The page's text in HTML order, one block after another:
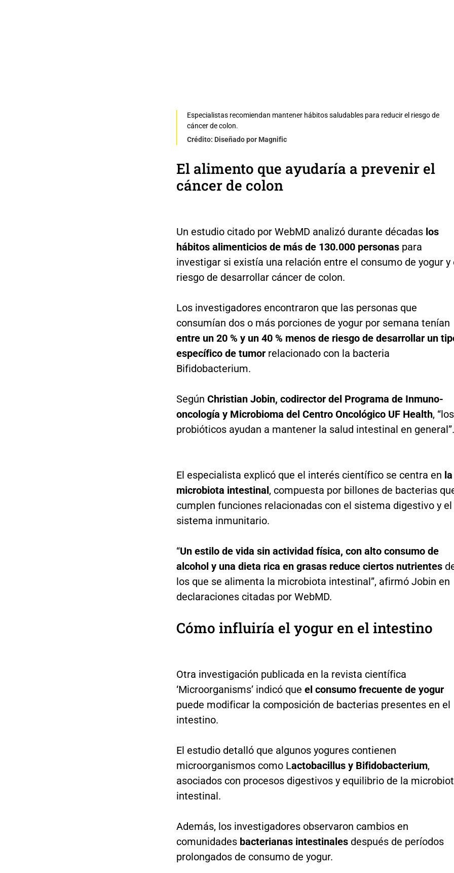
Especialistas recomiendan mantener hábitos saludables para reducir el riesgo de
cáncer de colon.
Crédito: Diseñado por Magnific
El alimento que ayudaría a prevenir el
cáncer de colon
Un estudio citado por WebMD analizó durante décadas los
hábitos alimenticios de más de 130.000 personas para
investigar si existía una relación entre el consumo de yogur y
riesgo de desarrollar cáncer de colon.
Los investigadores encontraron que las personas que
consumían dos o más porciones de yogur por semana tenían
entre un 20 % y un 40 % menos de riesgo de desarrollar un
específico de tumorrelacionado con la bacteria
Bifidobacterium.
Según Christian Jobin, codirector del Programa de Inmuno-
oncología y Microbioma del Centro Oncológico UF Health, “los
probióticos ayudan a mantener la salud intestinal en general”.
El especialista explicó que el interés científico se centra en la
microbiota intestinal, compuesta por billones de bacterias
cumplen funciones relacionadas con el sistema digestivo y el
sistema inmunitario.
“Un estilo de vida sin actividad física, con alto consumo de
alcohol y una dieta rica en grasas reduce ciertos nutrientes
los que se alimenta la microbiota intestinal”, afirmó Jobin en
declaraciones citadas por WebMD.
Cómo influiría el yogur en el intestino
Otra investigación publicada en la revista científica
‘Microorganisms’ indicó que el consumo frecuente de yogur
puede modificar la composición de bacterias presentes en el
intestino.
El estudio detalló que algunos yogures contienen
microorganismos como Lactobacillus y Bifidobacterium,
asociados con procesos digestivos y equilibrio de la
intestinal.
Además, los investigadores observaron cambios en
comunidadesbacterianas intestinales después de períodos
prolongados de consumo de yogur.